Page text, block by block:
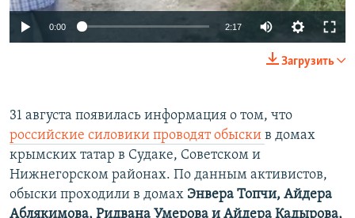
720p 1080p
0:00 2:17
240p
720p
Загрузить
31 августа появилась информация о том, что
российские силовики проводят обыски в домах
крымских татар в Судаке, Советском и
Нижнегорском районах. По данным активистов,
обыски проходили в домах Энвера Топчи, Айдера
Аблякимова, Ридвана Умерова и Айдера Кадырова,